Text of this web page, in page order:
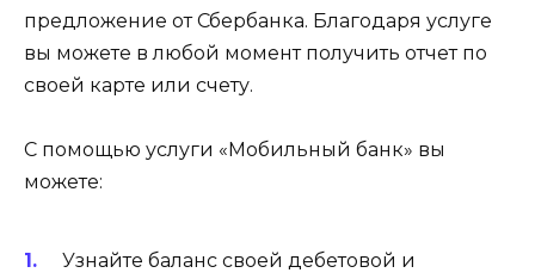
предложение от Сбербанка. Благодаря услуге
вы можете в любой момент получить отчет по
своей карте или счету.
С помощью услуги «Мобильный банк» вы
можете:
Узнайте баланс своей дебетовой и